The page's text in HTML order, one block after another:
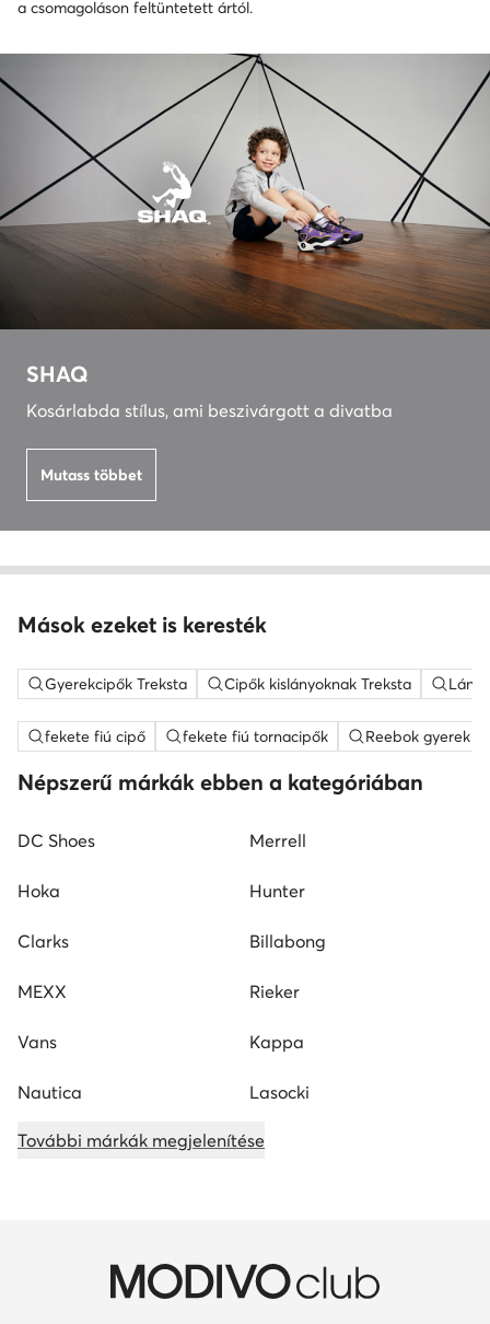
a csomagoláson feltüntetett ártól.
SHAQ
Kosárlabda stílus, ami beszivárgott a divatba
Mutass többet
Mások ezeket is keresték
Gyerekcipők Treksta Cipők kislányoknak Treksta Lány
fekete fiú cipő fekete fiú tornacipők Reebok gyerek
Népszerű márkák ebben a kategóriában
DC Shoes Merrell
Hoka Hunter
Clarks Billabong
MEXX Rieker
Vans Kappa
Nautica Lasocki
További márkák megjelenítése